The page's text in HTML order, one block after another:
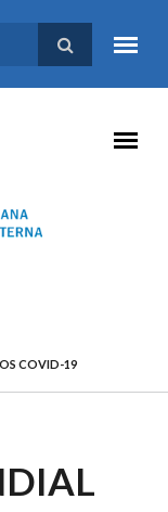
COVID-19